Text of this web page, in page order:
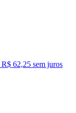
R$ 62,25 sem juros